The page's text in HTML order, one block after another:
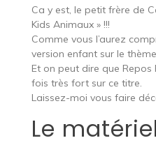
Ca y est, le petit frère de
Kids Animaux » !!!
Comme vous l’aurez
version enfant sur le
Et on peut dire que
fois très fort sur ce titre.
Laissez-moi vous faire
Le